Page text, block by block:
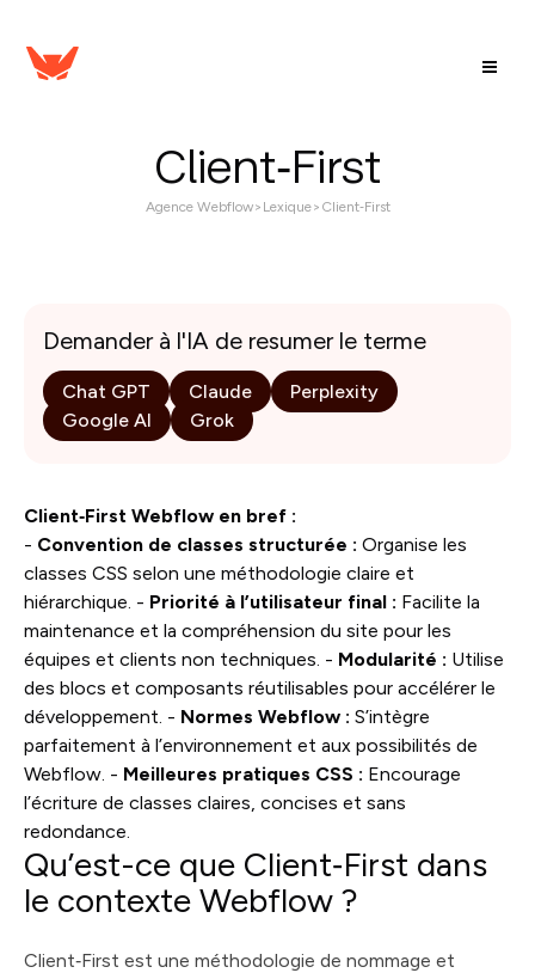
Client‑First
Agence Webflow> Lexique> Client‑First
Demander à l'IA de resumer le terme
Chat GPT Claude
Perplexity
Google AI
Grok
Client‑First Webflow en bref :
- Convention de classes structurée : Organise les
classes CSS selon une méthodologie claire et
hiérarchique. - Priorité à l’utilisateur final : Facilite la
maintenance et la compréhension du site pour les
équipes et clients non techniques. - Modularité : Utilise
des blocs et composants réutilisables pour accélérer le
développement. - Normes Webflow : S’intègre
parfaitement à l’environnement et aux possibilités de
Webflow. - Meilleures pratiques CSS : Encourage
l’écriture de classes claires, concises et sans
redondance.
Qu’est-ce que Client‑First dans
le contexte Webflow ?
Client‑First est une méthodologie de nommage et